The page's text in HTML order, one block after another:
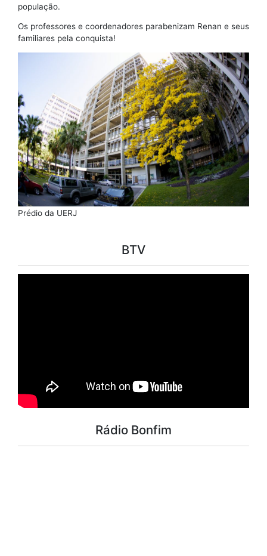
população.
Os professores e coordenadores parabenizam Renan e seus
familiares pela conquista!
Prédio da UERJ
BTV
Rádio Bonfim